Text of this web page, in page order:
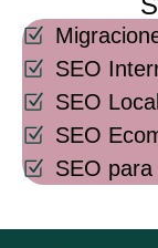
SEO
SEO Local
SEO
SEO para